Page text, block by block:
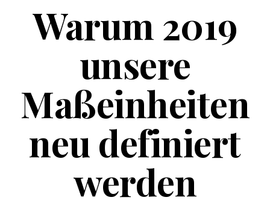
Warum 2019
unsere
Maßeinheiten
neu definiert
werden